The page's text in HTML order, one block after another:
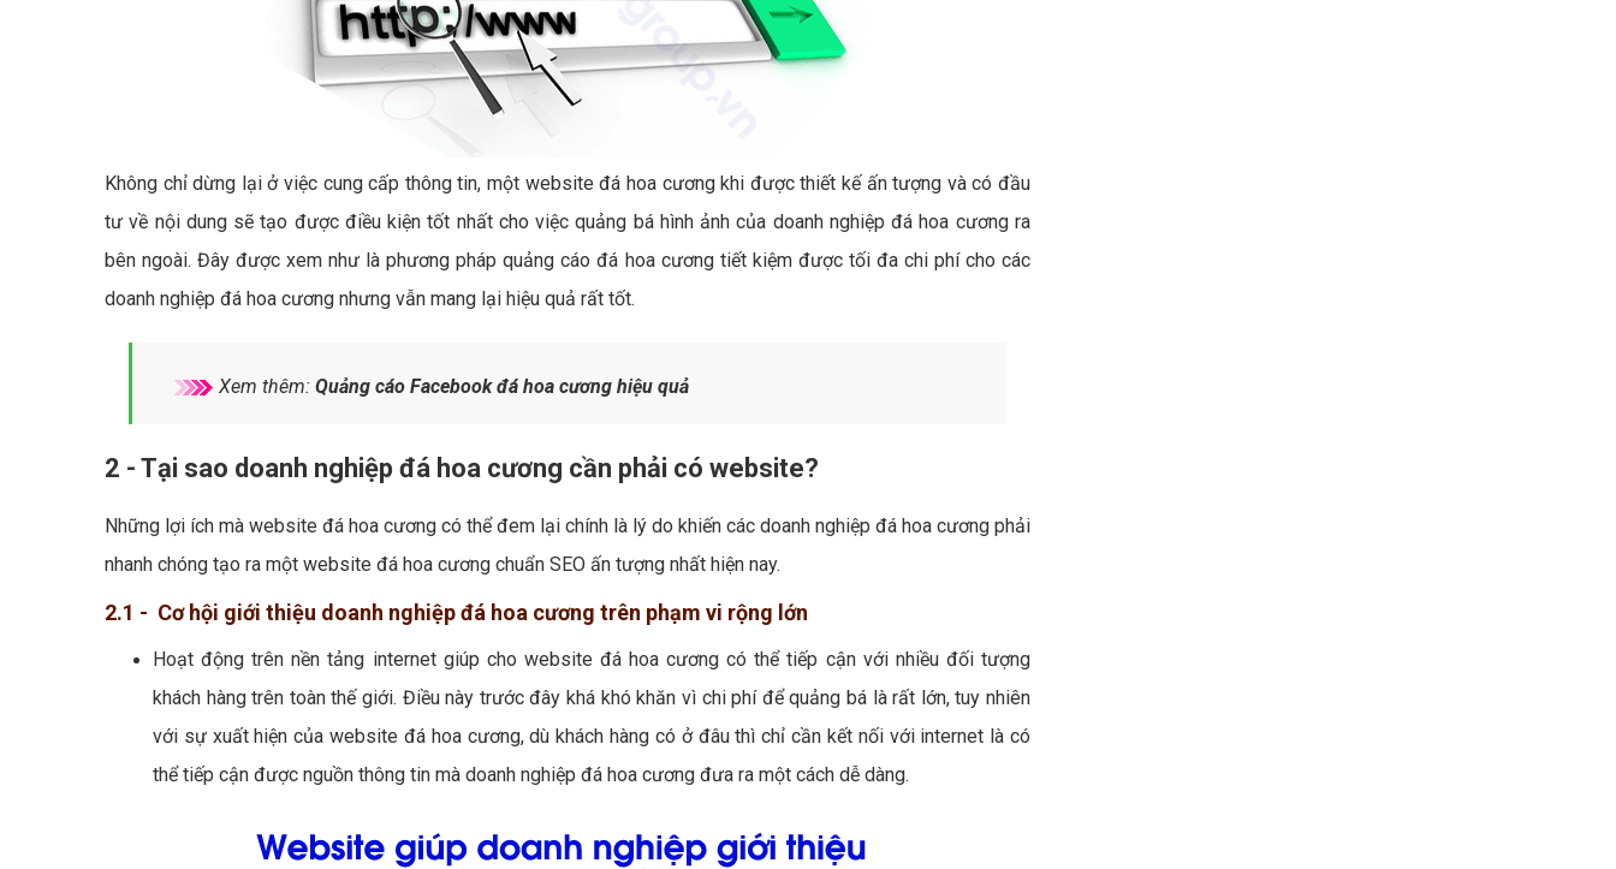
Không chỉ dừng lại ở việc cung cấp thông tin, một website đá hoa cương khi được thiết kế ấn tượng và có đầu
tư về nội dung sẽ tạo được điều kiện tốt nhất cho việc quảng bá hình ảnh của doanh nghiệp đá hoa cương ra
bên ngoài. Đây được xem như là phương pháp quảng cáo đá hoa cương tiết kiệm được tối đa chi phí cho các
doanh nghiệp đá hoa cương nhưng vẫn mang lại hiệu quả rất tốt.
Xem thêm: Quảng cáo Facebook đá hoa cương hiệu quả
2 - Tại sao doanh nghiệp đá hoa cương cần phải có website?
Những lợi ích mà website đá hoa cương có thể đem lại chính là lý do khiến các doanh nghiệp đá hoa cương phải
nhanh chóng tạo ra một website đá hoa cương chuẩn SEO ấn tượng nhất hiện nay.
2.1 - Cơ hội giới thiệu doanh nghiệp đá hoa cương trên phạm vi rộng lớn
Hoạt động trên nền tảng internet giúp cho website đá hoa cương có thể tiếp cận với nhiều đối tượng
khách hàng trên toàn thế giới. Điều này trước đây khá khó khăn vì chi phí để quảng bá là rất lớn, tuy nhiên
với sự xuất hiện của website đá hoa cương, dù khách hàng có ở đâu thì chỉ cần kết nối với internet là có
thể tiếp cận được nguồn thông tin mà doanh nghiệp đá hoa cương đưa ra một cách dễ dàng.